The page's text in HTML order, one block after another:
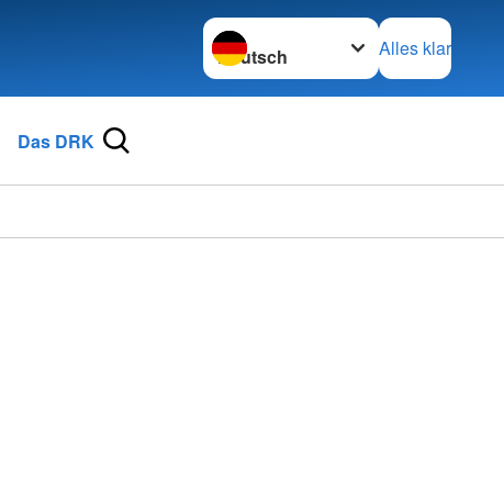
Sprache wechseln zu
Alles klar
Das DRK